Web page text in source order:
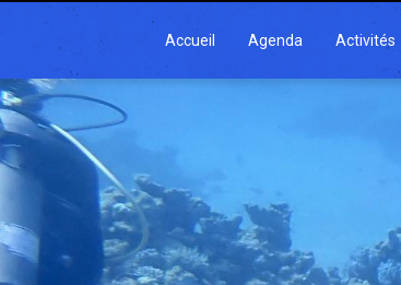
Accueil Agenda Activités